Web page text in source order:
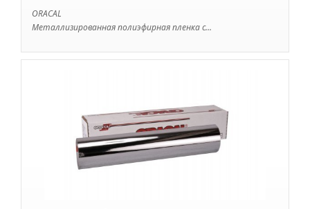
ORACAL
Металлизированная полиэфирная пленка с...